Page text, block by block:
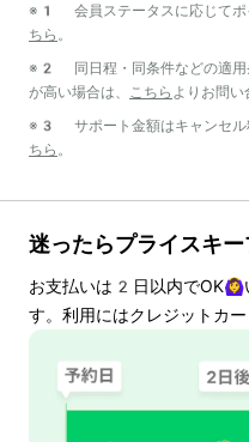
※1 会員ステータスに応じてポ
ちら 。
※2 同日程・同条件などの適用
が高い場合は、
こちら よりお問い
※3 サポート金額はキャンセ
ちら 。
迷ったらプライスキー
お支払いは 2 日以内で
す。利用にはクレジットカ